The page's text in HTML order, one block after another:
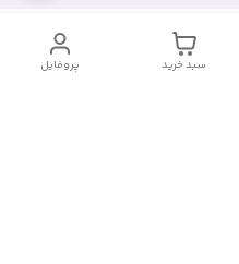
پروفایل سبد خرید